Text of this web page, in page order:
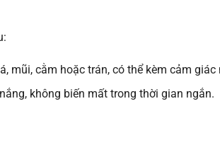
mũi, cằm hoặc trán, có thể kèm cảm giác
không biến mất trong thời gian ngắn.